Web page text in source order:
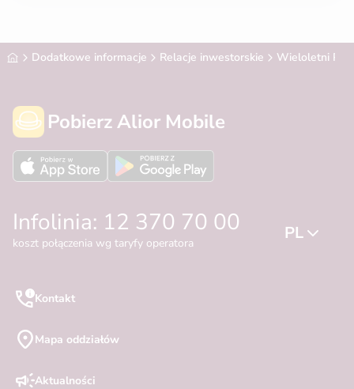
Alior BankDodatkowe informacje Relacje inwestorskie Wieloletni
Pobierz Alior Mobile
Infolinia: 12 370 70 00
koszt połączenia wg taryfy operatora PL
Kontakt
Mapa oddziałów
Aktualności